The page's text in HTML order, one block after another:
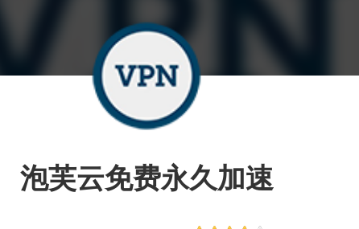
泡芙云免费永久加速